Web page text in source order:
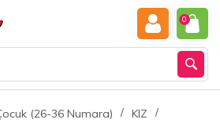
0
(26-36 Numara)
KIZ